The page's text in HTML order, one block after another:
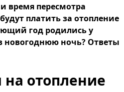
время пересмотра
платить за отопление
год родились у
новогоднюю ночь? Ответы
отопление